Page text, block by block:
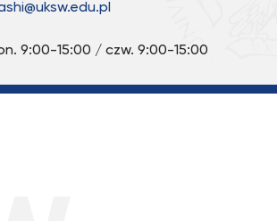
9:00-15:00 / czw. 9:00-15:00